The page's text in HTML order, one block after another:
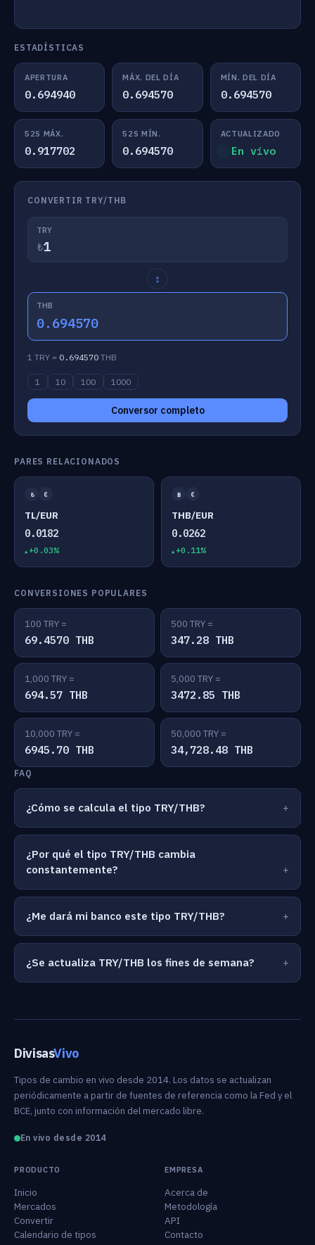
ESTADÍSTICAS
APERTURA
0.694940
MÁX. DEL DÍA
0.694570
MÍN. DEL DÍA
0.694570
52S MÁX.
0.917702
52S MÍN.
0.694570
ACTUALIZADO
En vivo
CONVERTIR TRY/THB
TRY
₺
↕
THB
0.694570
1 TRY = 0.694570 THB
1 10 100 1000
Conversor completo
PARES RELACIONADOS
₺ €
TL/EUR
0.0182
+0.03%
฿ €
THB/EUR
0.0262
+0.11%
CONVERSIONES POPULARES
100 TRY =
69.4570 THB
500 TRY =
347.28 THB
1,000 TRY =
694.57 THB
5,000 TRY =
3472.85 THB
10,000 TRY =
6945.70 THB
50,000 TRY =
34,728.48 THB
FAQ
¿Cómo se calcula el tipo TRY/THB?
¿Por qué el tipo TRY/THB cambia
constantemente?
¿Me dará mi banco este tipo TRY/THB?
¿Se actualiza TRY/THB los fines de semana?
DivisasVivo
Tipos de cambio en vivo desde 2014. Los datos se actualizan
periódicamente a partir de fuentes de referencia como la Fed y el
BCE, junto con información del mercado libre.
En vivo desde 2014
PRODUCTO
Inicio
Mercados
Convertir
Calendario de tipos
EMPRESA
Acerca de
Metodología
API
Contacto